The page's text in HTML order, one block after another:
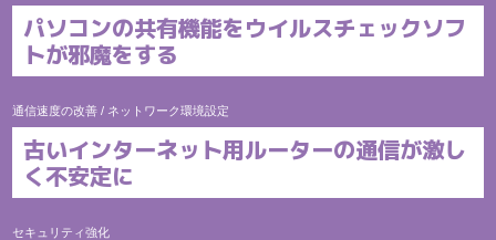
パソコンの共有機能をウイルスチェックソフ
トが邪魔をする
通信速度の改善 / ネットワーク環境設定
古いインターネット用ルーターの通信が激し
く不安定に
セキュリティ強化